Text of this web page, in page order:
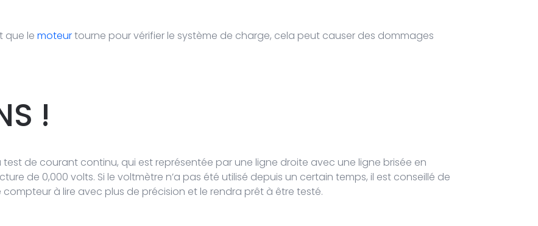
que lemoteurtourne pour vérifier le système de charge, cela peut causer des dommages
!
de courant continu, qui est représentée par une ligne droite avec une ligne brisée en
de 0,000 volts. Si le voltmètre n’a pas été utilisé depuis un certain temps, il est conseillé de
à lire avec plus de précision et le rendra prêt à être testé.